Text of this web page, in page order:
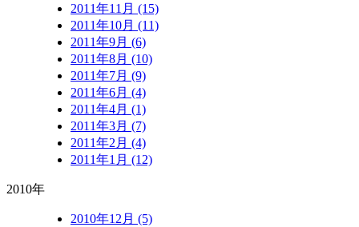
2011年11月 (15)
2011年10月 (11)
2011年9月 (6)
2011年8月 (10)
2011年7月 (9)
2011年6月 (4)
2011年4月 (1)
2011年3月 (7)
2011年2月 (4)
2011年1月 (12)
2010年
2010年12月 (5)